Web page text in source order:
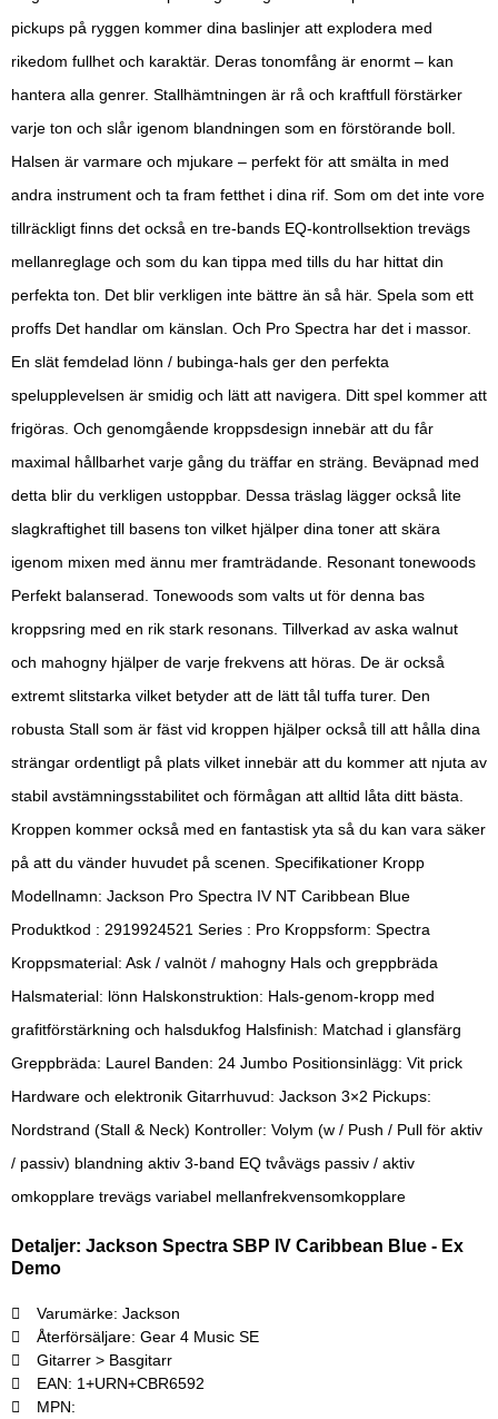
pickups på ryggen kommer dina baslinjer att explodera med
rikedom fullhet och karaktär. Deras tonomfång är enormt – kan
hantera alla genrer. Stallhämtningen är rå och kraftfull förstärker
varje ton och slår igenom blandningen som en förstörande boll.
Halsen är varmare och mjukare – perfekt för att smälta in med
andra instrument och ta fram fetthet i dina rif. Som om det inte vore
tillräckligt finns det också en tre-bands EQ-kontrollsektion trevägs
mellanreglage och som du kan tippa med tills du har hittat din
perfekta ton. Det blir verkligen inte bättre än så här. Spela som ett
proffs Det handlar om känslan. Och Pro Spectra har det i massor.
En slät femdelad lönn / bubinga-hals ger den perfekta
spelupplevelsen är smidig och lätt att navigera. Ditt spel kommer att
frigöras. Och genomgående kroppsdesign innebär att du får
maximal hållbarhet varje gång du träffar en sträng. Beväpnad med
detta blir du verkligen ustoppbar. Dessa träslag lägger också lite
slagkraftighet till basens ton vilket hjälper dina toner att skära
igenom mixen med ännu mer framträdande. Resonant tonewoods
Perfekt balanserad. Tonewoods som valts ut för denna bas
kroppsring med en rik stark resonans. Tillverkad av aska walnut
och mahogny hjälper de varje frekvens att höras. De är också
extremt slitstarka vilket betyder att de lätt tål tuffa turer. Den
robusta Stall som är fäst vid kroppen hjälper också till att hålla dina
strängar ordentligt på plats vilket innebär att du kommer att njuta av
stabil avstämningsstabilitet och förmågan att alltid låta ditt bästa.
Kroppen kommer också med en fantastisk yta så du kan vara säker
på att du vänder huvudet på scenen. Specifikationer Kropp
Modellnamn: Jackson Pro Spectra IV NT Caribbean Blue
Produktkod : 2919924521 Series : Pro Kroppsform: Spectra
Kroppsmaterial: Ask / valnöt / mahogny Hals och greppbräda
Halsmaterial: lönn Halskonstruktion: Hals-genom-kropp med
grafitförstärkning och halsdukfog Halsfinish: Matchad i glansfärg
Greppbräda: Laurel Banden: 24 Jumbo Positionsinlägg: Vit prick
Hardware och elektronik Gitarrhuvud: Jackson 3×2 Pickups:
Nordstrand (Stall & Neck) Kontroller: Volym (w / Push / Pull för aktiv
/ passiv) blandning aktiv 3-band EQ tvåvägs passiv / aktiv
omkopplare trevägs variabel mellanfrekvensomkopplare
Detaljer: Jackson Spectra SBP IV Caribbean Blue - Ex
Demo
Varumärke: Jackson
Återförsäljare: Gear 4 Music SE
Gitarrer > Basgitarr
EAN: 1+URN+CBR6592
MPN: